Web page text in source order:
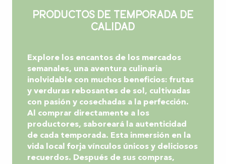
Productos de temporada de
calidad
Explore los encantos de los mercados
semanales, una aventura culinaria
inolvidable con muchos beneficios: frutas
y verduras rebosantes de sol, cultivadas
con pasión y cosechadas a la perfección.
Al comprar directamente a los
productores, saboreará la autenticidad
de cada temporada. Esta inmersión en la
vida local forja vínculos únicos y deliciosos
recuerdos. Después de sus compras,